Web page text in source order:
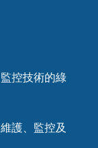
控技術的綠
護、監控及